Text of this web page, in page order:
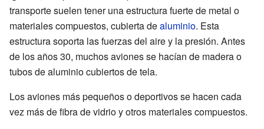
transporte suelen tener una estructura fuerte de metal o
materiales compuestos, cubierta dealuminio. Esta
estructura soporta las fuerzas del aire y la presión. Antes
de los años 30, muchos aviones se hacían de madera o
tubos de aluminio cubiertos de tela.
Los aviones más pequeños o deportivos se hacen cada
vez más de fibra de vidrio y otros materiales compuestos.